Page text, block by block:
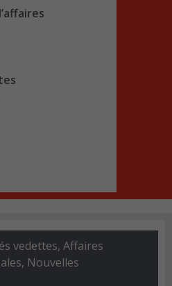
vedettes, Affaires
, Nouvelles